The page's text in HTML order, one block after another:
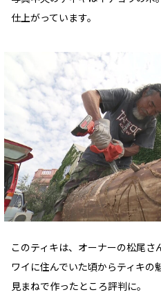
仕上がっています。
このティキは、オーナーの松尾さ
ワイに住んでいた頃からティキの
見まねで作ったところ評判に。